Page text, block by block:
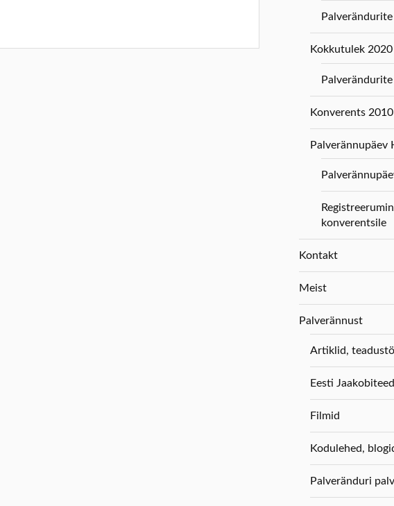
Kokkutulek 2020
Konverents 2010
Palverännupäev
konverentsile
Kontakt
Meist
Palverännust
Artiklid,
Eesti
Filmid
Kodulehed,
Palveränduri